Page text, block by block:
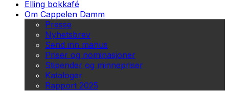
Elling bokkafé
Om Cappelen Damm
Presse
Nyhetsbrev
Send inn manus
Priser og nominasjoner
Stipender og minnepriser
Kataloger
Rapport 2025